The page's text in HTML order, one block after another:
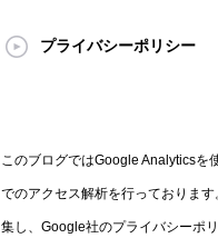
プライバシーポリシー
このブログではGoogle Analyticsを
でのアクセス解析を行っておりま
集し、Google社のプライバシーポ